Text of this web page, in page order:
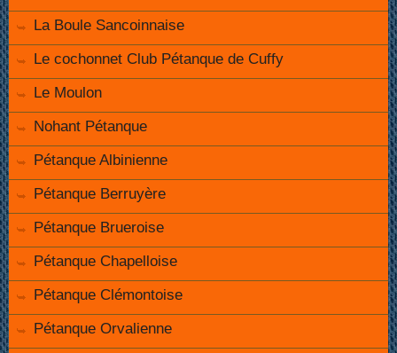
La Boule Sancoinnaise
Le cochonnet Club Pétanque de Cuffy
Le Moulon
Nohant Pétanque
Pétanque Albinienne
Pétanque Berruyère
Pétanque Brueroise
Pétanque Chapelloise
Pétanque Clémontoise
Pétanque Orvalienne